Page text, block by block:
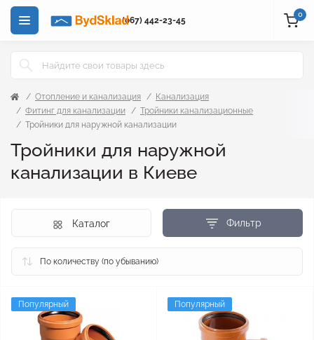
(067) 442-23-45
0
Отопление и канализация
Канализация
Фитинг для канализации
Тройники канализационные
Тройники для наружной канализации
Тройники для наружной
канализации в Киеве
Фильтр
Каталог
Популярный Популярный